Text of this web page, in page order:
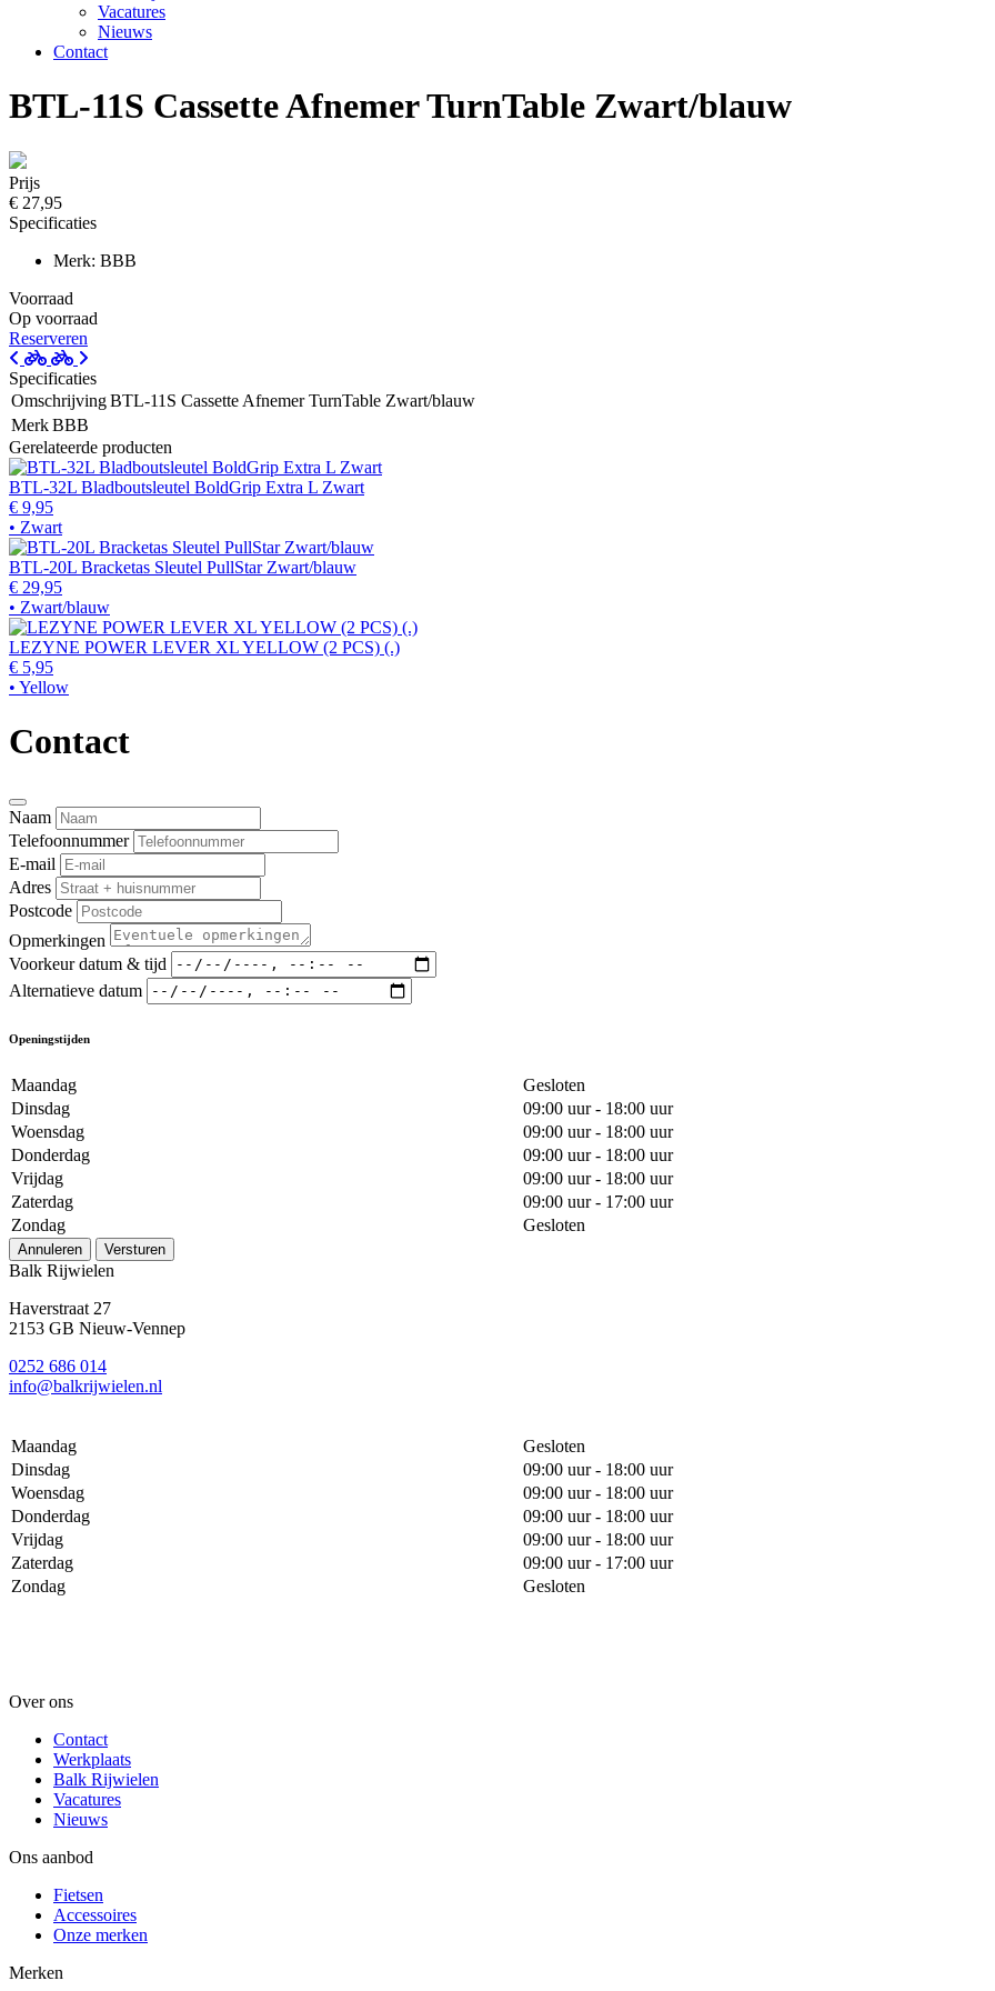
Vacatures
Nieuws
Contact
BTL-11S Cassette Afnemer TurnTable Zwart/blauw
Prijs
€ 27,95
Specificaties
Merk: BBB
Voorraad
Op voorraad
Reserveren
Specificaties
OmschrijvingBTL-11S Cassette Afnemer TurnTable Zwart/blauw
MerkBBB
Gerelateerde producten
BTL-32L Bladboutsleutel BoldGrip Extra L Zwart
€ 9,95
• Zwart
BTL-20L Bracketas Sleutel PullStar Zwart/blauw
€ 29,95
• Zwart/blauw
LEZYNE POWER LEVER XL YELLOW (2 PCS) (.)
€ 5,95
• Yellow
Contact
Naam
Telefoonnummer
E-mail
Adres
Postcode
Opmerkingen
Voorkeur datum & tijd
Alternatieve datum
Openingstijden
Maandag
Gesloten
Dinsdag
09:00 uur - 18:00 uur
Woensdag
09:00 uur - 18:00 uur
Donderdag
09:00 uur - 18:00 uur
Vrijdag
09:00 uur - 18:00 uur
Zaterdag
09:00 uur - 17:00 uur
Zondag
Gesloten
Annuleren Versturen
Balk Rijwielen
Haverstraat 27
2153 GB Nieuw-Vennep
0252 686 014
info@balkrijwielen.nl
Maandag
Gesloten
Dinsdag
09:00 uur - 18:00 uur
Woensdag
09:00 uur - 18:00 uur
Donderdag
09:00 uur - 18:00 uur
Vrijdag
09:00 uur - 18:00 uur
Zaterdag
09:00 uur - 17:00 uur
Zondag
Gesloten
Over ons
Contact
Werkplaats
Balk Rijwielen
Vacatures
Nieuws
Ons aanbod
Fietsen
Accessoires
Onze merken
Merken